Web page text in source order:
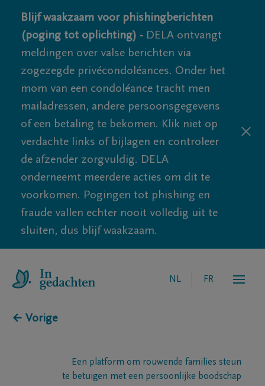
Blijf waakzaam voor phishingberichten
(poging tot oplichting) - DELA ontvangt
meldingen over valse berichten via
zogezegde privécondoléances. Onder het
mom van een condoléance tracht men
mailadressen, andere persoonsgegevens
of een betaling te bekomen. Klik niet op
verdachte links of bijlagen en controleer
de afzender zorgvuldig. DELA
onderneemt meerdere acties om dit te
voorkomen. Pogingen tot phishing en
fraude vallen echter nooit volledig uit te
sluiten, dus blijf waakzaam.
NL FR
← Vorige
Een platform om rouwende families steun
te betuigen met een persoonlijke boodschap